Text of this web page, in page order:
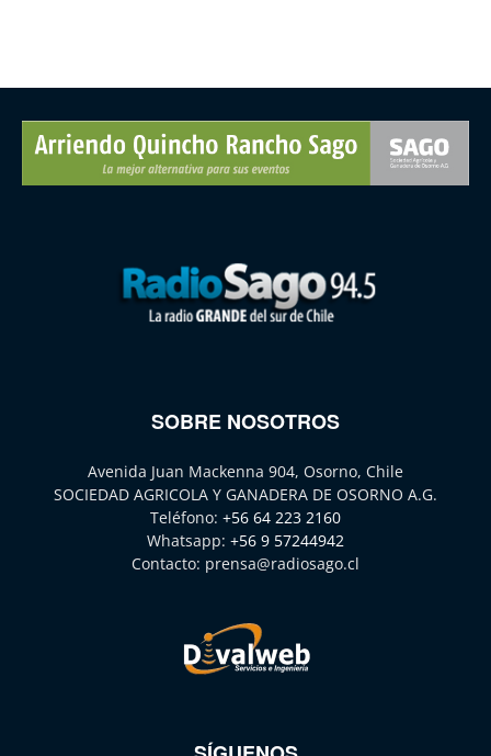
SOBRE NOSOTROS
Avenida Juan Mackenna 904, Osorno, Chile
SOCIEDAD AGRICOLA Y GANADERA DE OSORNO A.G.
Teléfono: +56 64 223 2160
Whatsapp: +56 9 57244942
Contacto: prensa@radiosago.cl